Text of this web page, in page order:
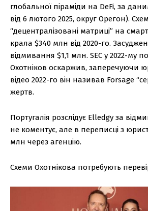
глобальної піраміди на DeFi, за
від 6 лютого 2025, округ Орегон).
“децентралізовані матриці” на
крала $340 млн від 2020-го.
відмивання $1,1 млн. SEC у 2022-му
Охотніков оскаржив, заперечуючи
відео 2022-го він називав Forsage
жертв.
Португалія розслідує Elledgy за
не коментує, але в переписці з
млн через агенцію.
Схеми Охотнікова потребують